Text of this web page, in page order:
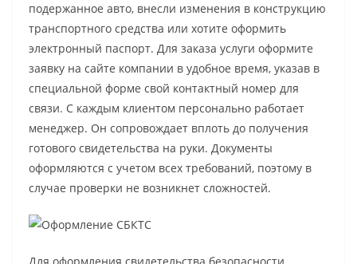
подержанное авто, внесли изменения в конструкцию
транспортного средства или хотите оформить
электронный паспорт. Для заказа услуги оформите
заявку на сайте компании в удобное время, указав в
специальной форме свой контактный номер для
связи. С каждым клиентом персонально работает
менеджер. Он сопровождает вплоть до получения
готового свидетельства на руки. Документы
оформляются с учетом всех требований, поэтому в
случае проверки не возникнет сложностей.